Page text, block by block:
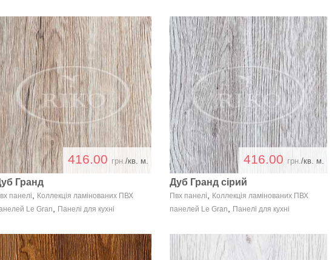
416.00 грн./кв. м.
Гранд
панелі, Коллекція ламінованих ПВХ
Le Gran, Панелі для кухні
416.00 грн./кв. м.
Дуб Гранд сірий
Пвх панелі, Коллекція ламінованих ПВХ
панелей Le Gran, Панелі для кухні